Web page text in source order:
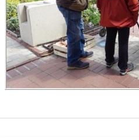
peinture
Archives
Renforcement musculaire-Body-Zen